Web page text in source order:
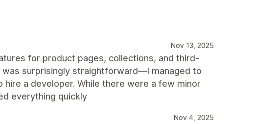
Nov 13, 2025
for product pages, collections, and third-
surprisingly straightforward—I managed to
a developer. While there were a few minor
everything quickly
Nov 4, 2025